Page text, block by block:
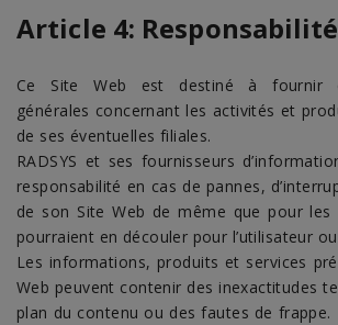
Article 4: Responsabilité
Ce Site Web est destiné à fournir
générales concernant les activités et
de ses éventuelles filiales.
RADSYS et ses fournisseurs
responsabilité en cas de pannes,
de son Site Web de même que pour les
pourraient en découler pour l’utilisateur
Les informations, produits et services
Web peuvent contenir des inexactitudes
plan du contenu ou des fautes de frappe.